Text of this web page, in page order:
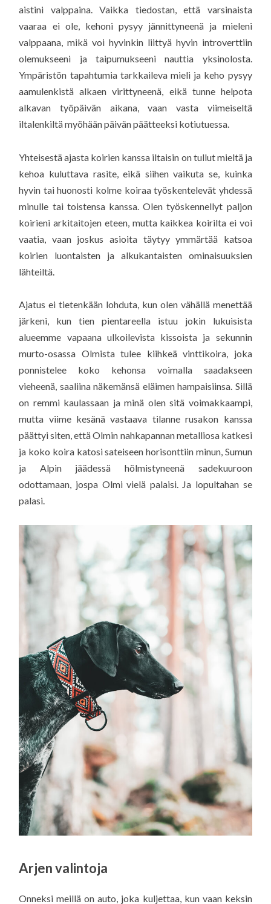
aistini valppaina. Vaikka tiedostan, että varsinaista
vaaraa ei ole, kehoni pysyy jännittyneenä ja mieleni
valppaana, mikä voi hyvinkin liittyä hyvin introverttiin
olemukseeni ja taipumukseeni nauttia yksinolosta.
Ympäristön tapahtumia tarkkaileva mieli ja keho pysyy
aamulenkistä alkaen virittyneenä, eikä tunne helpota
alkavan työpäivän aikana, vaan vasta viimeiseltä
iltalenkiltä myöhään päivän päätteeksi kotiutuessa.
Yhteisestä ajasta koirien kanssa iltaisin on tullut mieltä ja
kehoa kuluttava rasite, eikä siihen vaikuta se, kuinka
hyvin tai huonosti kolme koiraa työskentelevät yhdessä
minulle tai toistensa kanssa. Olen työskennellyt paljon
koirieni arkitaitojen eteen, mutta kaikkea koirilta ei voi
vaatia, vaan joskus asioita täytyy ymmärtää katsoa
koirien luontaisten ja alkukantaisten ominaisuuksien
lähteiltä.
Ajatus ei tietenkään lohduta, kun olen vähällä menettää
järkeni, kun tien pientareella istuu jokin lukuisista
alueemme vapaana ulkoilevista kissoista ja sekunnin
murto-osassa Olmista tulee kiihkeä vinttikoira, joka
ponnistelee koko kehonsa voimalla saadakseen
vieheenä, saaliina näkemänsä eläimen hampaisiinsa. Sillä
on remmi kaulassaan ja minä olen sitä voimakkaampi,
mutta viime kesänä vastaava tilanne rusakon kanssa
päättyi siten, että Olmin nahkapannan metalliosa katkesi
ja koko koira katosi sateiseen horisonttiin minun, Sumun
ja Alpin jäädessä hölmistyneenä sadekuuroon
odottamaan, jospa Olmi vielä palaisi. Ja lopultahan se
palasi.
Arjen valintoja
Onneksi meillä on auto, joka kuljettaa, kun vaan keksin